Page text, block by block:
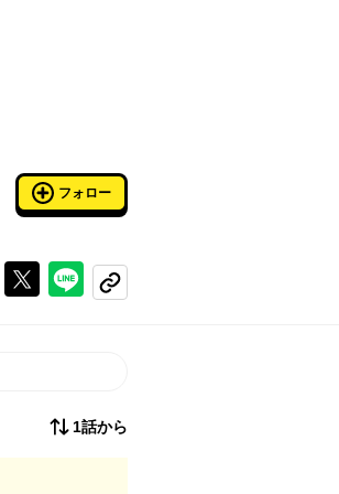
フォロー
Xで投稿するラインでシェアする
コピーする
1話から